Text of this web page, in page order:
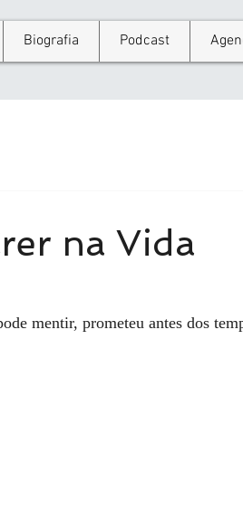
Biografia Podcast
na Vida
mentir, prometeu antes dos